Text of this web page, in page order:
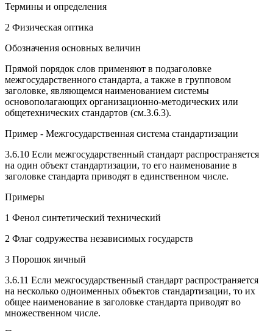
Термины и определения
2 Физическая оптика
Обозначения основных величин
Прямой порядок слов применяют в подзаголовке
межгосударственного стандарта, а также в групповом
заголовке, являющемся наименованием системы
основополагающих организационно-методических или
общетехнических стандартов (см.3.6.3).
Пример - Межгосударственная система стандартизации
3.6.10 Если межгосударственный стандарт распространяется
на один объект стандартизации, то его наименование в
заголовке стандарта приводят в единственном числе.
Примеры
1 Фенол синтетический технический
2 Флаг содружества независимых государств
3 Порошок яичный
3.6.11 Если межгосударственный стандарт распространяется
на несколько одноименных объектов стандартизации, то их
общее наименование в заголовке стандарта приводят во
множественном числе.